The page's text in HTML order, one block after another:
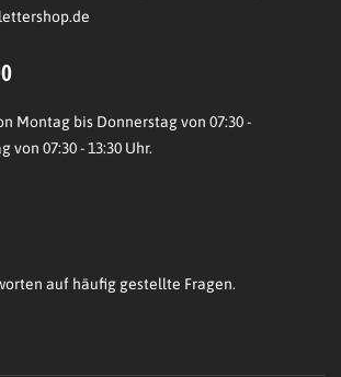
Montag bis Donnerstag von 07:30 -
von 07:30 - 13:30 Uhr.
auf häufig gestellte Fragen.